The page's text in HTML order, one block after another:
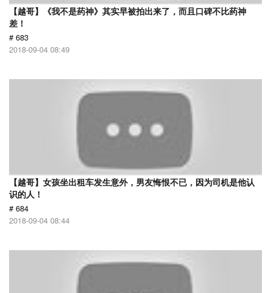
【越哥】《我不是药神》其实早被拍出来了，而且口碑不比药神
差！
# 683
2018-09-04 08:49
【越哥】女孩坐出租车发生意外，男友悔恨不已，因为司机是他认
识的人！
# 684
2018-09-04 08:44